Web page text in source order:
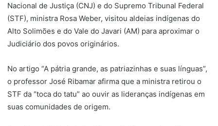
Nacional de Justiça (CNJ) e do Supremo Tribunal Federal
(STF), ministra Rosa Weber, visitou aldeias indígenas do
Alto Solimões e do Vale do Javari (AM) para aproximar o
Judiciário dos povos originários.
No artigo “A pátria grande, as patriazinhas e suas línguas”,
o professor José Ribamar afirma que a ministra retirou o
STF da “toca do tatu” ao ouvir as lideranças indígenas em
suas comunidades de origem.